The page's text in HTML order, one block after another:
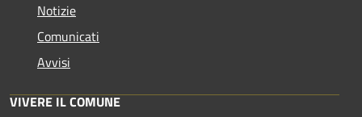
Notizie
Comunicati
Avvisi
VIVERE IL COMUNE